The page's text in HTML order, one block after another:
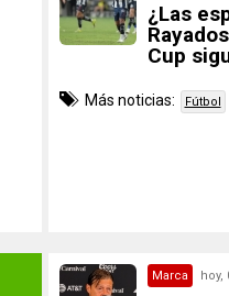
¿Las
Cup
Más noticias: Fútbol
Marca hoy,